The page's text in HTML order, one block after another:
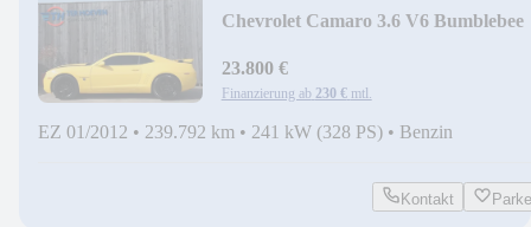
Chevrolet Camaro 3.6 V6 Bumblebee
23.800 €
Finanzierung ab 230 € mtl.
EZ 01/2012 • 239.792 km • 241 kW (328 PS) • Benzin
Kontakt